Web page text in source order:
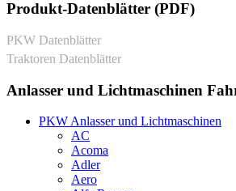
Produkt-Datenblätter (PDF)
PKW Datenblätter
Traktoren Datenblätter
Anlasser und Lichtmaschinen
PKW Anlasser und Lichtmaschinen
AC
Acoma
Adler
Aero